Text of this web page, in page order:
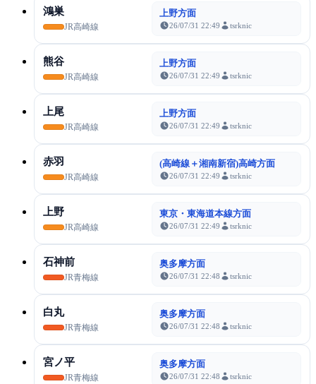
鴻巣
JR高崎線
上野方面
26/07/31 22:49 tsrknic
熊谷
JR高崎線
上野方面
26/07/31 22:49 tsrknic
上尾
JR高崎線
上野方面
26/07/31 22:49 tsrknic
赤羽
JR高崎線
(高崎線＋湘南新宿)高崎方面
26/07/31 22:49 tsrknic
上野
JR高崎線
東京・東海道本線方面
26/07/31 22:49 tsrknic
石神前
JR青梅線
奥多摩方面
26/07/31 22:48 tsrknic
白丸
JR青梅線
奥多摩方面
26/07/31 22:48 tsrknic
宮ノ平
JR青梅線
奥多摩方面
26/07/31 22:48 tsrknic